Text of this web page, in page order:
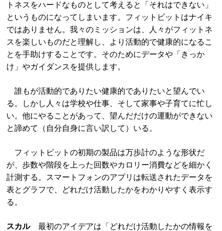
トネスをハードなものとして考えると「それはできない」
というものになってしまいます。フィットビットはナイキ
ではありません。我々のミッションは、人々がフィットネ
スを楽しいものだと理解し、より活動的で健康的になるこ
とを手助けすることです。そのためにデータや「きっか
け」やガイダンスを提供します。
誰もが活動的でありたい健康的でありたいと望んでい
る。しかし人々は学校や仕事、そして家事や子育てに忙し
い。他にやることがあって、望んだだけの運動ができない
と諦めて（自分自身に言い訳して）いる。
フィットビットの初期の製品は万歩計のような形状だ
が、歩数や階段を上った回数やカロリー消費などを細かく
計測する。スマートフォンのアプリは転送されたデータを
表とグラフで、どれだけ活動したかをわかりやすく表示す
る。
スカル最初のアイデアは「どれだけ活動したかの情報を